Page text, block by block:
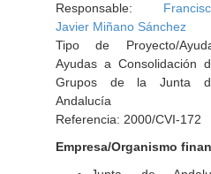
Responsable:
Javier Miñano Sánchez
Tipo de Proyecto/
Ayudas a Consolidación
Grupos de la Junta
Andalucía
Referencia: 2000/CVI-172
Empresa/Organismo